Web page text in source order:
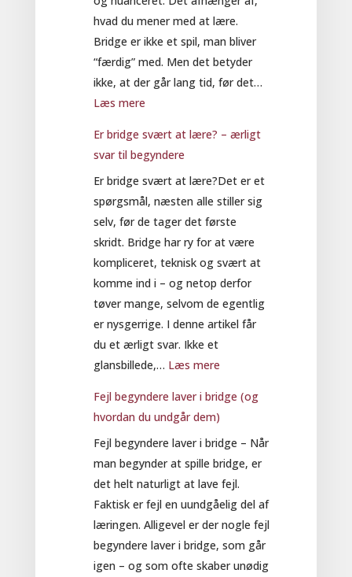
for
begyndere
hvad du mener med at lære.
Bridge er ikke et spil, man bliver
“færdig” med. Men det betyder
ikke, at der går lang tid, før det…
Læs mere:
lang
tid
tager
det
at
lære
bridge
som
begynder?
Er bridge svært at lære? – ærligt
svar til begyndere
Er bridge svært at lære?Det er et
spørgsmål, næsten alle stiller sig
selv, før de tager det første
skridt. Bridge har ry for at være
kompliceret, teknisk og svært at
komme ind i – og netop derfor
tøver mange, selvom de egentlig
er nysgerrige. I denne artikel får
du et ærligt svar. Ikke et
glansbillede,… Læs mere:
bridge
svært
at
lære?
–
ærligt
svar
til
begyndere
Fejl begyndere laver i bridge (og
hvordan du undgår dem)
Fejl begyndere laver i bridge – Når
man begynder at spille bridge, er
det helt naturligt at lave fejl.
Faktisk er fejl en uundgåelig del af
læringen. Alligevel er der nogle fejl
begyndere laver i bridge, som går
igen – og som ofte skaber unødig